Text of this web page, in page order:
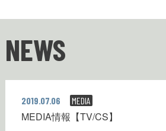
NEWS
2019.07.06 MEDIA
MEDIA情報【TV/CS】